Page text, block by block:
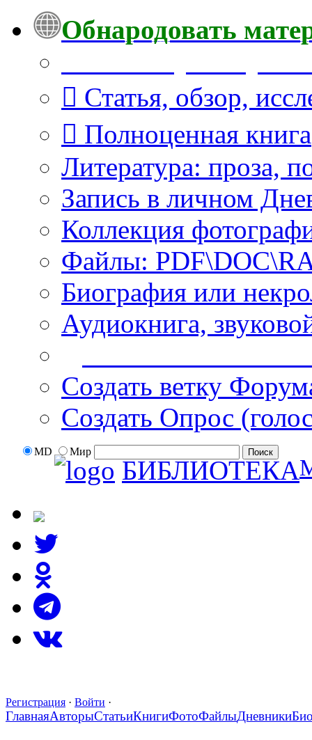
Обнародовать
Статья, обзор,
Полноценная книга
Литература: проза,
Запись в личном
Коллекция
Файлы:
Биография или
Аудиокнига,
Создать ветку
Создать Опрос
MD Мир
БИБЛИОТЕКА
Регистрация · Войти ·
ГлавнаяАвторыСтатьиКнигиФотоФайлыДневники